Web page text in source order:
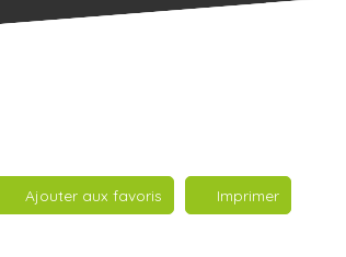
Ajouter aux favoris Imprimer